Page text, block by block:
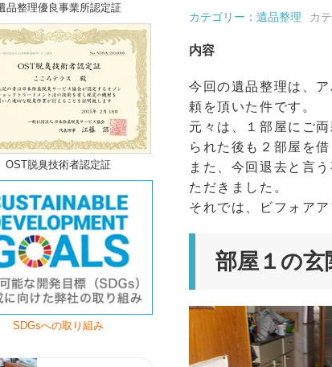
カテゴリー：遺品整理 カ
内容
今回の遺品整理は、
頼を頂いた件です。
元々は、１部屋にご
られた後も２部屋を
また、今回退去と言
ただきました。
それでは、ビフォア
部屋１の
品整理優良事業所認定証
OST脱臭技術者認定証
SDGsへの取り組み